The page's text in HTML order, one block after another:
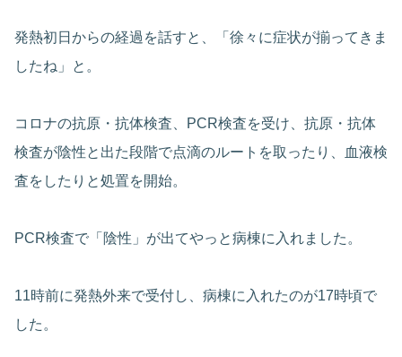
発熱初日からの経過を話すと、「徐々に症状が揃ってきま
したね」と。
コロナの抗原・抗体検査、PCR検査を受け、抗原・抗体
検査が陰性と出た段階で点滴のルートを取ったり、血液検
査をしたりと処置を開始。
PCR検査で「陰性」が出てやっと病棟に入れました。
11時前に発熱外来で受付し、病棟に入れたのが17時頃で
した。